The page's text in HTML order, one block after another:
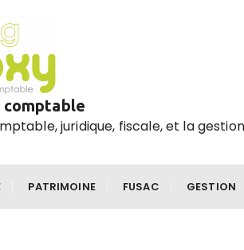
comptable
juridique, fiscale, et la
PATRIMOINE FUSAC GESTION